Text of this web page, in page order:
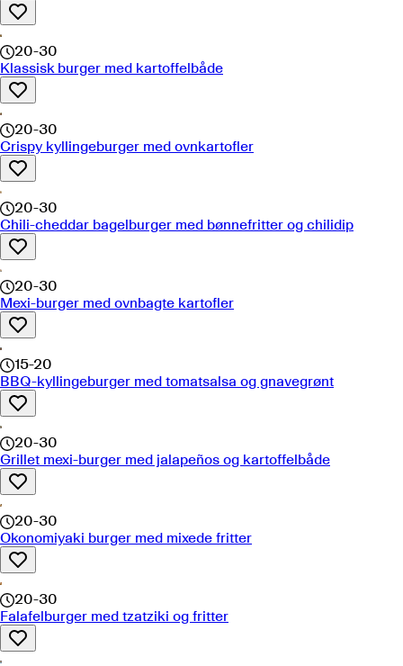
20-30
Klassisk burger med kartoffelbåde
20-30
Crispy kyllingeburger med ovnkartofler
20-30
Chili-cheddar bagelburger med bønnefritter og chilidip
20-30
Mexi-burger med ovnbagte kartofler
15-20
BBQ-kyllingeburger med tomatsalsa og gnavegrønt
20-30
Grillet mexi-burger med jalapeños og kartoffelbåde
20-30
Okonomiyaki burger med mixede fritter
20-30
Falafelburger med tzatziki og fritter